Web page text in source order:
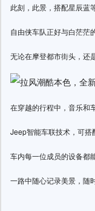
此刻，此景，搭配星辰蓝
自由侠车队正好与白茫茫
无论在摩登都市街头，还
在穿越的行程中，音乐和
Jeep智能车联技术，可搭
车内每一位成员的设备都
一路中随心记录美景，随